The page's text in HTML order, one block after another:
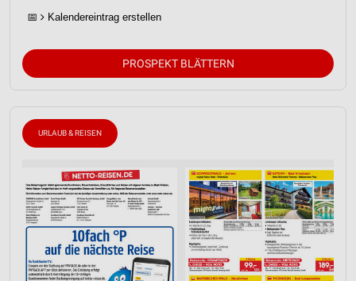
📅 Kalendereintrag erstellen
PROSPEKT BLÄTTERN
URLAUB & REISEN